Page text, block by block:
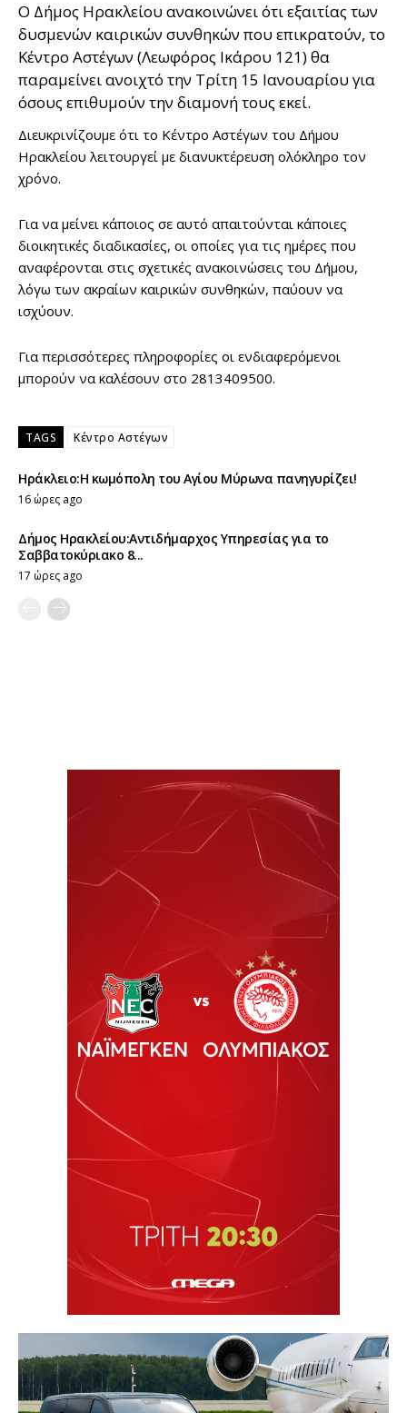
Ο Δήμος Ηρακλείου ανακοινώνει ότι εξαιτίας των
δυσμενών καιρικών συνθηκών που επικρατούν, το
Κέντρο Αστέγων (Λεωφόρος Ικάρου 121) θα
παραμείνει ανοιχτό την Τρίτη 15 Ιανουαρίου για
όσους επιθυμούν την διαμονή τους εκεί.
Διευκρινίζουμε ότι το Κέντρο Αστέγων του Δήμου
Ηρακλείου λειτουργεί με διανυκτέρευση ολόκληρο τον
χρόνο.
Για να μείνει κάποιος σε αυτό απαιτούνται κάποιες
διοικητικές διαδικασίες, οι οποίες για τις ημέρες που
αναφέρονται στις σχετικές ανακοινώσεις του Δήμου,
λόγω των ακραίων καιρικών συνθηκών, παύουν να
ισχύουν.
Για περισσότερες πληροφορίες οι ενδιαφερόμενοι
μπορούν να καλέσουν στο 2813409500.
TAGS Κέντρο Αστέγων
Ηράκλειο:Η κωμόπολη του Αγίου Μύρωνα πανηγυρίζει!
16 ώρες ago
Δήμος Ηρακλείου:Αντιδήμαρχος Υπηρεσίας για το
Σαββατοκύριακο 8...
17 ώρες ago